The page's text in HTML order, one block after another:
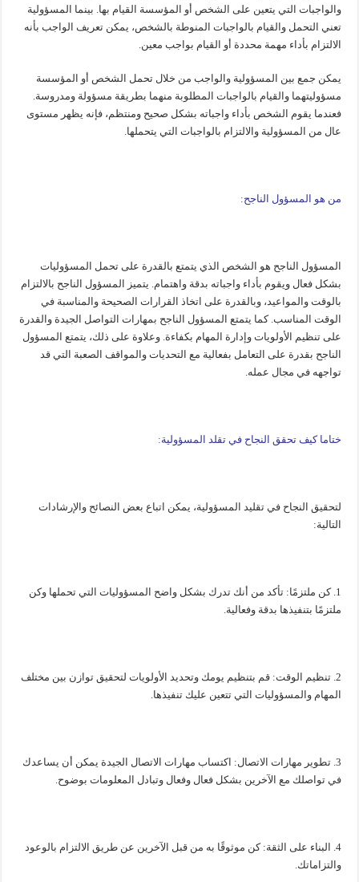
والواجبات التي يتعين على الشخص أو المؤسسة القيام بها. بينما المسؤولية
تعني التحمل والقيام بالواجبات المنوطة بالشخص، يمكن تعريف الواجب بأنه
الالتزام بأداء مهمة محددة أو القيام بواجب معين.
يمكن جمع بين المسؤولية والواجب من خلال تحمل الشخص أو المؤسسة
مسؤوليتهما والقيام بالواجبات المطلوبة منهما بطريقة مسؤولة ومدروسة.
فعندما يقوم الشخص بأداء واجباته بشكل صحيح ومنتظم، فإنه يظهر مستوى
عال من المسؤولية والالتزام بالواجبات التي يتحملها.
من هو المسؤول الناجح:
المسؤول الناجح هو الشخص الذي يتمتع بالقدرة على تحمل المسؤوليات
بشكل فعال ويقوم بأداء واجباته بدقة واهتمام. يتميز المسؤول الناجح بالالتزام
بالوقت والمواعيد، وبالقدرة على اتخاذ القرارات الصحيحة والمناسبة في
الوقت المناسب. كما يتمتع المسؤول الناجح بمهارات التواصل الجيدة والقدرة
على تنظيم الأولويات وإدارة المهام بكفاءة. وعلاوة على ذلك، يتمتع المسؤول
الناجح بقدرة على التعامل بفعالية مع التحديات والمواقف الصعبة التي قد
تواجهه في مجال عمله.
ختاما كيف تحقق النجاح في تقلد المسؤولية:
لتحقيق النجاح في تقليد المسؤولية، يمكن اتباع بعض النصائح والإرشادات
التالية:
1. كن ملتزمًا: تأكد من أنك تدرك بشكل واضح المسؤوليات التي تحملها وكن
ملتزمًا بتنفيذها بدقة وفعالية.
2. تنظيم الوقت: قم بتنظيم يومك وتحديد الأولويات لتحقيق توازن بين مختلف
المهام والمسؤوليات التي تتعين عليك تنفيذها.
3. تطوير مهارات الاتصال: اكتساب مهارات الاتصال الجيدة يمكن أن يساعدك
في تواصلك مع الآخرين بشكل فعال وفعال وتبادل المعلومات بوضوح.
4. البناء على الثقة: كن موثوقًا به من قبل الآخرين عن طريق الالتزام بالوعود
والتزاماتك.